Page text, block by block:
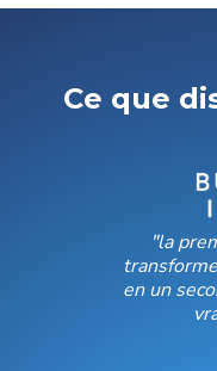
Ce que
"la
en un